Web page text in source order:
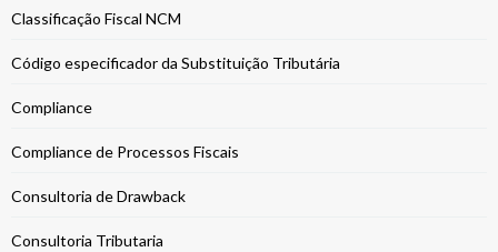
Classificação Fiscal NCM
Código especificador da Substituição Tributária
Compliance
Compliance de Processos Fiscais
Consultoria de Drawback
Consultoria Tributaria